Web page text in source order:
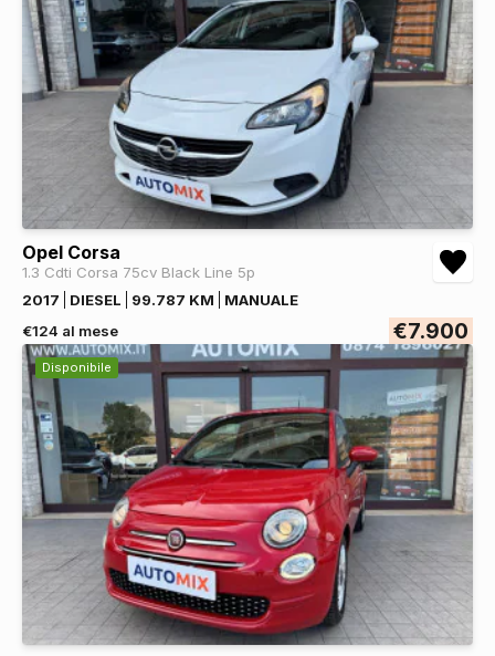
Opel Corsa
1.3 Cdti Corsa 75cv Black Line 5p
2017
DIESEL 99.787 KM
MANUALE
€124 al mese
€7.900
Disponibile